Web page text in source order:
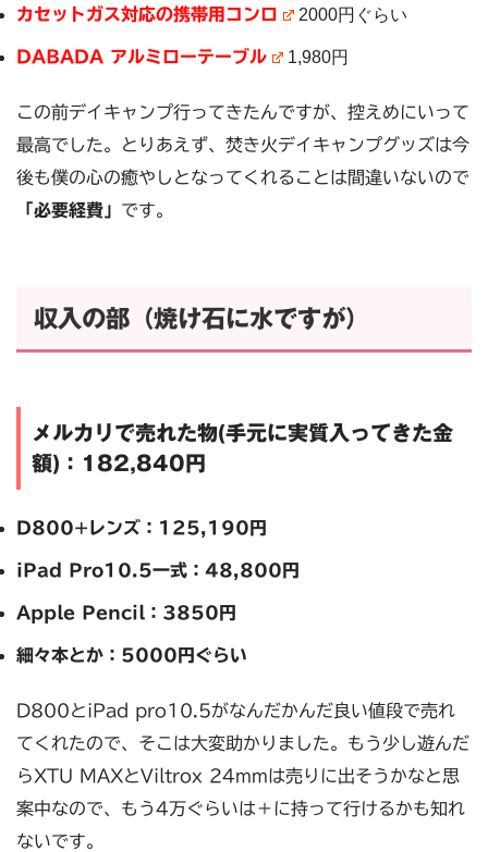
カセットガス対応の携帯用コンロ 2000円ぐらい
DABADA アルミローテーブル 1,980円
この前デイキャンプ行ってきたんですが、控えめにいって
最高でした。とりあえず、焚き火デイキャンプグッズは今
後も僕の心の癒やしとなってくれることは間違いないので
「必要経費」 です。
収入の部（焼け石に水ですが）
メルカリで売れた物(手元に実質入ってきた金
額)：182,840円
D800+レンズ：125,190円
iPad Pro10.5一式：48,800円
Apple Pencil：3850円
細々本とか：5000円ぐらい
D800とiPad pro10.5がなんだかんだ良い値段で売れ
てくれたので、そこは大変助かりました。もう少し遊んだ
らXTU MAXとViltrox 24mmは売りに出そうかなと思
案中なので、もう4万ぐらいは＋に持って行けるかも知れ
ないです。